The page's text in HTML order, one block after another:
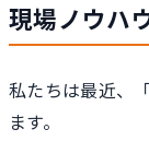
現場ノウハ
私たちは最近、
ます。